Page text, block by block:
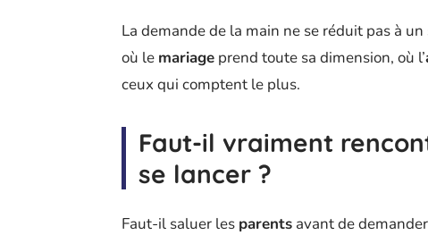
La demande de la main ne se réduit pas à
où le mariage prend toute sa dimension, où l’
ceux qui comptent le plus.
Faut-il vraiment
se lancer ?
Faut-il saluer les parents avant de